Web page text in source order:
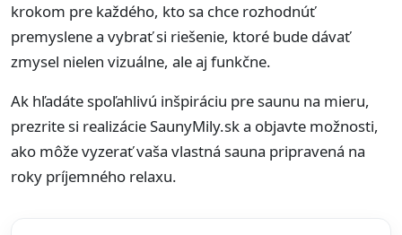
krokom pre každého, kto sa chce rozhodnúť
premyslene a vybrať si riešenie, ktoré bude dávať
zmysel nielen vizuálne, ale aj funkčne.
Ak hľadáte spoľahlivú inšpiráciu pre saunu na mieru,
prezrite si realizácie SaunyMily.sk a objavte možnosti,
ako môže vyzerať vaša vlastná sauna pripravená na
roky príjemného relaxu.